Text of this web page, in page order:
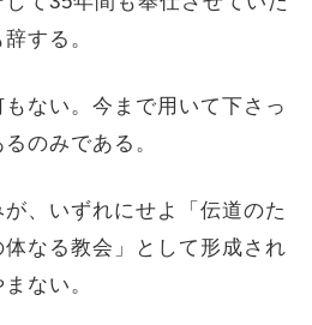
する。
ない。今まで用いて下さっ
のみである。
、いずれにせよ「伝道のた
なる教会」として形成され
ない。